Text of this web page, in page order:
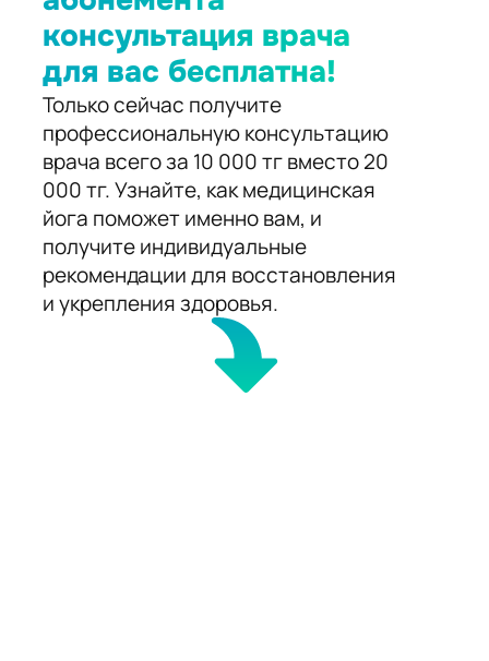
консультация врача
для вас бесплатна!
Только сейчас получите
профессиональную консультацию
врача всего за 10 000 тг вместо 20
000 тг. Узнайте, как медицинская
йога поможет именно вам, и
получите индивидуальные
рекомендации для восстановления
и укрепления здоровья.